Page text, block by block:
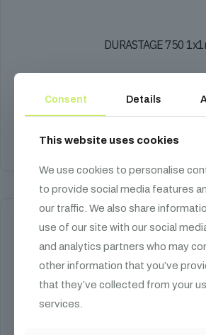
DURASTAGE 750
színpadelem, 750 kg/
Kosárba teszem
Consent Details
This website uses cookies
We use cookies to personalise
to provide social media features
our traffic. We also share
use of our site with our social
and analytics partners who may
other information that you’ve
that they’ve collected from your
services.